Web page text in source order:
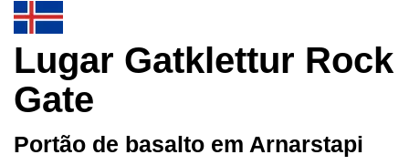
Lugar Gatklettur Rock
Gate
Portão de basalto em Arnarstapi